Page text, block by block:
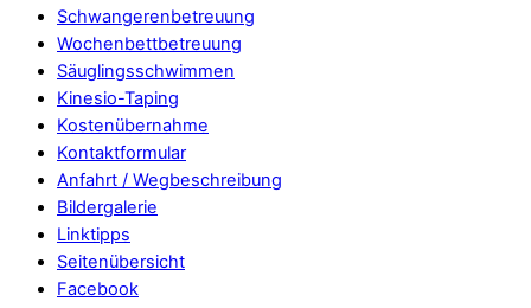
Schwangerenbetreuung
Wochenbettbetreuung
Säuglingsschwimmen
Kinesio-Taping
Kostenübernahme
Kontaktformular
Anfahrt / Wegbeschreibung
Bildergalerie
Linktipps
Seitenübersicht
Facebook